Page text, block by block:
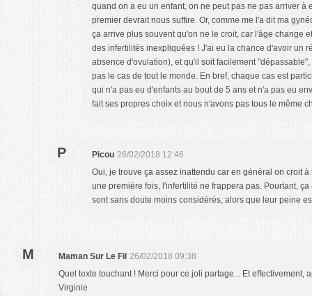
quand on a eu un enfant, on ne peut pas ne pas arriver à
premier devrait nous suffire. Or, comme me l'a dit ma
ça arrive plus souvent qu'on ne le croit, car l'âge change
des infertilités inexpliquées ! J'ai eu la chance d'avoir un
absence d'ovulation), et qu'il soit facilement
pas le cas de tout le monde. En bref, chaque cas est
qui n'a pas eu d'enfants au bout de 5 ans et n'a pas eu
fait ses propres choix et nous n'avons pas tous le même
P Picou 26/02/2018 12:46
Oui, je trouve ça assez inattendu car en général on croit
une première fois, l'infertilité ne frappera pas. Pourtant,
sont sans doute moins considérés, alors que leur peine
M Maman Sur Le Fil 26/02/2018 09:38
Quel texte touchant ! Merci pour ce joli partage... Et effectivement,
Virginie